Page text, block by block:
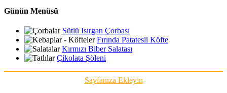
Günün Menüsü
Sütlü Isırgan Çorbası
Fırında Patatesli Köfte
Kırmızı Biber Salatası
Çikolata Şöleni
Sayfanıza Ekleyin